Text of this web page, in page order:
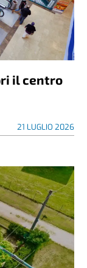
il centro
21 LUGLIO 2026